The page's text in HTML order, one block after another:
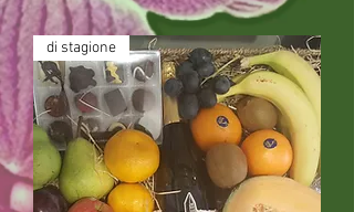
di stagione